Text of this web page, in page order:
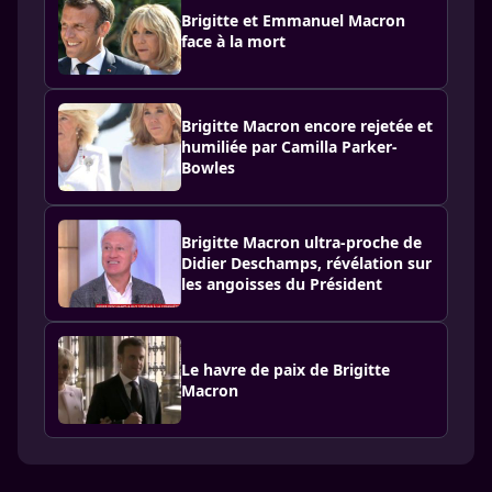
Brigitte et Emmanuel Macron
face à la mort
Brigitte Macron encore rejetée et
humiliée par Camilla Parker-
Bowles
Brigitte Macron ultra-proche de
Didier Deschamps, révélation sur
les angoisses du Président
Le havre de paix de Brigitte
Macron